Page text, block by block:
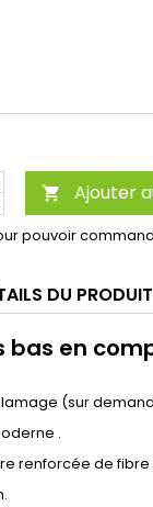
 Ajouter
pouvoir
DU PRODUIT
bas en
(sur
.
renforcée de